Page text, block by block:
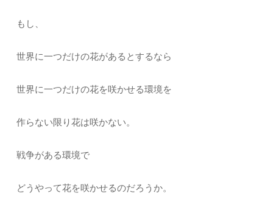
もし、
世界に一つだけの花があるとするなら
世界に一つだけの花を咲かせる環境を
作らない限り花は咲かない。
戦争がある環境で
どうやって花を咲かせるのだろうか。